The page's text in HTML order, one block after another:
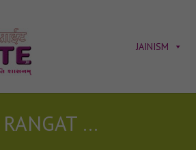
JAINISM
Jain stavan- RANGAT RANG jain mp3